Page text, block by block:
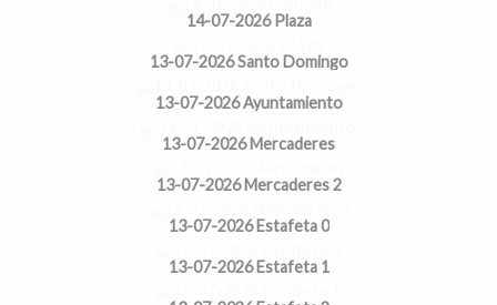
14-07-2026 Plaza
13-07-2026 Santo Domingo
13-07-2026 Ayuntamiento
13-07-2026 Mercaderes
13-07-2026 Mercaderes 2
13-07-2026 Estafeta 0
13-07-2026 Estafeta 1